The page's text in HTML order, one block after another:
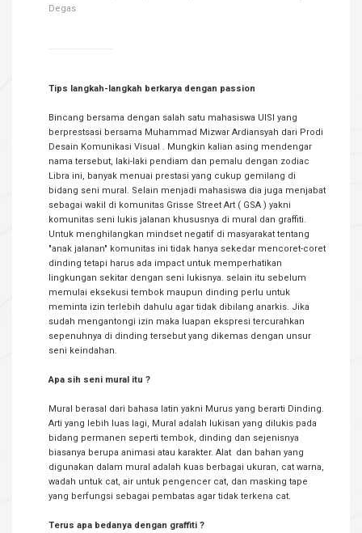
Degas
Tips langkah-langkah berkarya dengan passion
Bincang bersama dengan salah satu mahasiswa UISI yang
berprestsasi bersama Muhammad Mizwar Ardiansyah dari Prodi
Desain Komunikasi Visual . Mungkin kalian asing mendengar
nama tersebut, laki-laki pendiam dan pemalu dengan zodiac
Libra ini, banyak menuai prestasi yang cukup gemilang di
bidang seni mural. Selain menjadi mahasiswa dia juga menjabat
sebagai wakil di komunitas Grisse Street Art ( GSA ) yakni
komunitas seni lukis jalanan khususnya di mural dan graffiti.
Untuk menghilangkan mindset negatif di masyarakat tentang
"anak jalanan" komunitas ini tidak hanya sekedar mencoret-coret
dinding tetapi harus ada impact untuk memperhatikan
lingkungan sekitar dengan seni lukisnya. selain itu sebelum
memulai eksekusi tembok maupun dinding perlu untuk
meminta izin terlebih dahulu agar tidak dibilang anarkis. Jika
sudah mengantongi izin maka luapan ekspresi tercurahkan
sepenuhnya di dinding tersebut yang dikemas dengan unsur
seni keindahan.
Apa sih seni mural itu ?
Mural berasal dari bahasa latin yakni Murus yang berarti Dinding.
Arti yang lebih luas lagi, Mural adalah lukisan yang dilukis pada
bidang permanen seperti tembok, dinding dan sejenisnya
biasanya berupa animasi atau karakter. Alat dan bahan yang
digunakan dalam mural adalah kuas berbagai ukuran, cat warna,
wadah untuk cat, air untuk pengencer cat, dan masking tape
yang berfungsi sebagai pembatas agar tidak terkena cat.
Terus apa bedanya dengan graffiti ?